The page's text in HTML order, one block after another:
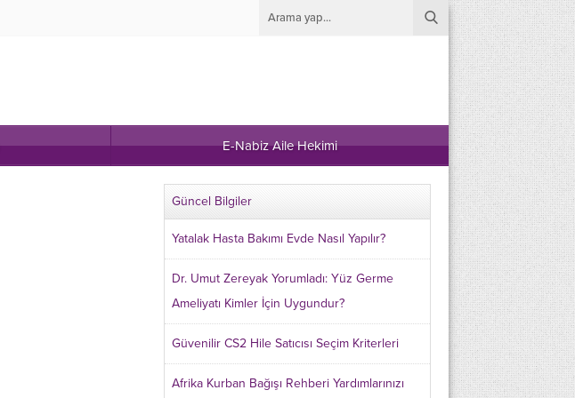
E-Nabiz Aile Hekimi
Güncel Bilgiler
Yatalak Hasta Bakımı Evde Nasıl Yapılır?
Dr. Umut Zereyak Yorumladı: Yüz Germe
Ameliyatı Kimler İçin Uygundur?
Güvenilir CS2 Hile Satıcısı Seçim Kriterleri
Afrika Kurban Bağışı Rehberi Yardımlarınızı